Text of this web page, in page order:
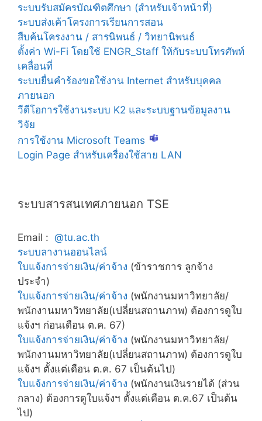
ระบบรับสมัครบัณฑิตศึกษา (สำหรับเจ้าหน้าที่)
ระบบส่งเค้าโครงการเรียนการสอน
สืบค้นโครงงาน / สารนิพนธ์ / วิทยานิพนธ์
ตั้งค่า Wi-Fi โดยใช้ ENGR_Staff ให้กับระบบโทรศัพท์
เคลื่อนที่
ระบบยื่นคำร้องขอใช้งาน Internet สำหรับบุคคล
ภายนอก
วีดีโอการใช้งานระบบ K2 และระบบฐานข้อมูลงาน
วิจัย
การใช้งาน Microsoft Teams
Login Page สำหรับเครื่องใช้สาย LAN
ระบบสารสนเทศภายนอก TSE
Email : @tu.ac.th
ระบบลางานออนไลน์
ใบแจ้งการจ่ายเงิน/ค่าจ้าง (ข้าราชการ ลูกจ้าง
ประจำ)
ใบแจ้งการจ่ายเงิน/ค่าจ้าง (พนักงานมหาวิทยาลัย/
พนักงานมหาวิทยาลัย(เปลี่ยนสถานภาพ) ต้องการดูใบ
แจ้งฯ ก่อนเดือน ต.ค. 67)
ใบแจ้งการจ่ายเงิน/ค่าจ้าง (พนักงานมหาวิทยาลัย/
พนักงานมหาวิทยาลัย(เปลี่ยนสถานภาพ) ต้องการดูใบ
แจ้งฯ ตั้งแต่เดือน ต.ค. 67 เป็นต้นไป)
ใบแจ้งการจ่ายเงิน/ค่าจ้าง (พนักงานเงินรายได้ (ส่วน
กลาง) ต้องการดูใบแจ้งฯ ตั้งแต่เดือน ต.ค.67 เป็นต้น
ไป)